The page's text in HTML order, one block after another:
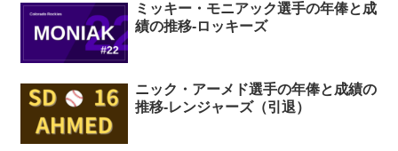
ミッキー・モニアック選手の年俸と成
績の推移-ロッキーズ
ニック・アーメド選手の年俸と成績の
推移-レンジャーズ（引退）